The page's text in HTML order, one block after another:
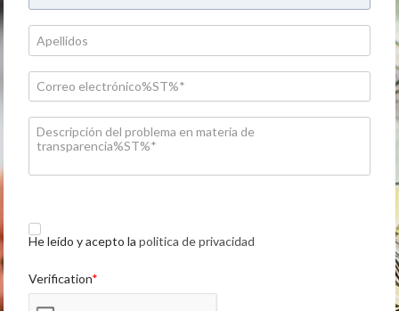
He leído y acepto la politica de privacidad
Verification